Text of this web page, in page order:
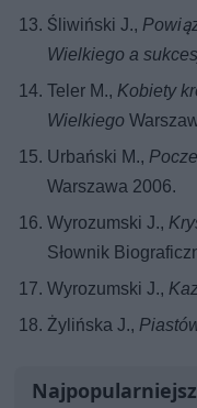
Śliwiński J.,
Wielkiego a
Teler M., Kobiety
Wielkiego
Urbański M.,
Warszawa 2006.
Wyrozumski J.,
Słownik
Wyrozumski J.,
Żylińska J.,